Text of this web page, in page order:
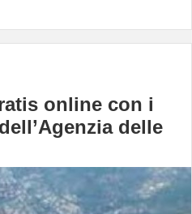
online con i
delle